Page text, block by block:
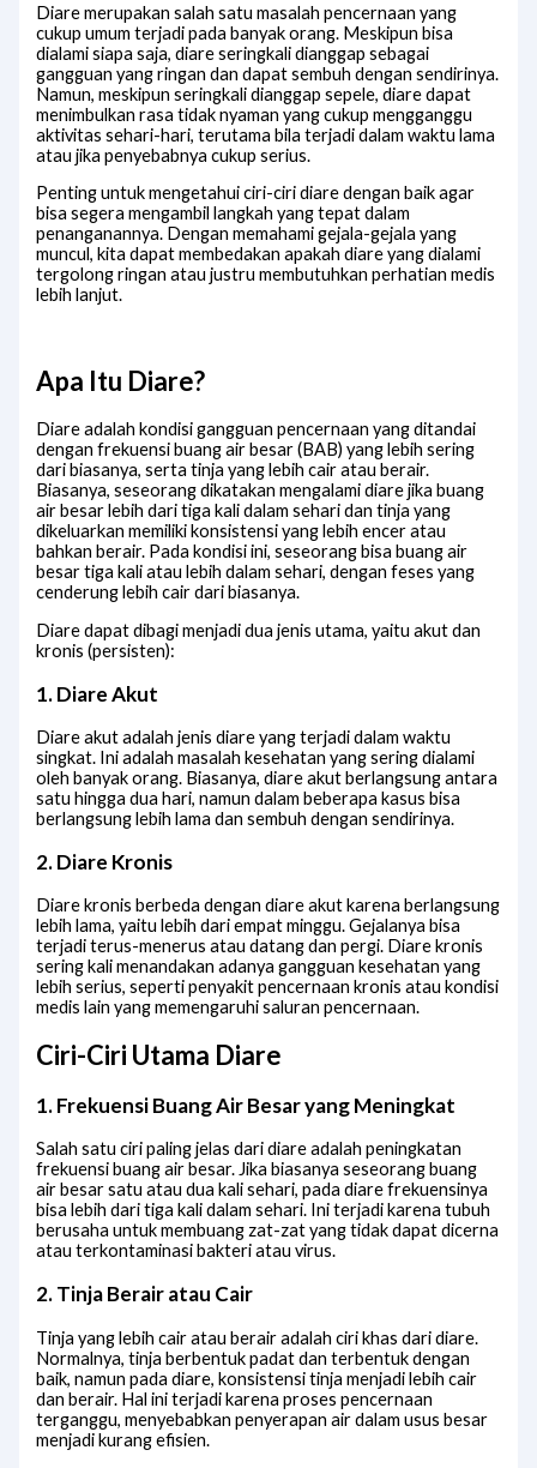
Diare merupakan salah satu masalah pencernaan yang
cukup umum terjadi pada banyak orang. Meskipun bisa
dialami siapa saja, diare seringkali dianggap sebagai
gangguan yang ringan dan dapat sembuh dengan sendirinya.
Namun, meskipun seringkali dianggap sepele, diare dapat
menimbulkan rasa tidak nyaman yang cukup mengganggu
aktivitas sehari-hari, terutama bila terjadi dalam waktu lama
atau jika penyebabnya cukup serius.
Penting untuk mengetahui ciri-ciri diare dengan baik agar
bisa segera mengambil langkah yang tepat dalam
penanganannya. Dengan memahami gejala-gejala yang
muncul, kita dapat membedakan apakah diare yang dialami
tergolong ringan atau justru membutuhkan perhatian medis
lebih lanjut.
Apa Itu Diare?
Diare adalah kondisi gangguan pencernaan yang ditandai
dengan frekuensi buang air besar (BAB) yang lebih sering
dari biasanya, serta tinja yang lebih cair atau berair.
Biasanya, seseorang dikatakan mengalami diare jika buang
air besar lebih dari tiga kali dalam sehari dan tinja yang
dikeluarkan memiliki konsistensi yang lebih encer atau
bahkan berair. Pada kondisi ini, seseorang bisa buang air
besar tiga kali atau lebih dalam sehari, dengan feses yang
cenderung lebih cair dari biasanya.
Diare dapat dibagi menjadi dua jenis utama, yaitu akut dan
kronis (persisten):
1. Diare Akut
Diare akut adalah jenis diare yang terjadi dalam waktu
singkat. Ini adalah masalah kesehatan yang sering dialami
oleh banyak orang. Biasanya, diare akut berlangsung antara
satu hingga dua hari, namun dalam beberapa kasus bisa
berlangsung lebih lama dan sembuh dengan sendirinya.
2. Diare Kronis
Diare kronis berbeda dengan diare akut karena berlangsung
lebih lama, yaitu lebih dari empat minggu. Gejalanya bisa
terjadi terus-menerus atau datang dan pergi. Diare kronis
sering kali menandakan adanya gangguan kesehatan yang
lebih serius, seperti penyakit pencernaan kronis atau kondisi
medis lain yang memengaruhi saluran pencernaan.
Ciri-Ciri Utama Diare
1. Frekuensi Buang Air Besar yang Meningkat
Salah satu ciri paling jelas dari diare adalah peningkatan
frekuensi buang air besar. Jika biasanya seseorang buang
air besar satu atau dua kali sehari, pada diare frekuensinya
bisa lebih dari tiga kali dalam sehari. Ini terjadi karena tubuh
berusaha untuk membuang zat-zat yang tidak dapat dicerna
atau terkontaminasi bakteri atau virus.
2. Tinja Berair atau Cair
Tinja yang lebih cair atau berair adalah ciri khas dari diare.
Normalnya, tinja berbentuk padat dan terbentuk dengan
baik, namun pada diare, konsistensi tinja menjadi lebih cair
dan berair. Hal ini terjadi karena proses pencernaan
terganggu, menyebabkan penyerapan air dalam usus besar
menjadi kurang efisien.